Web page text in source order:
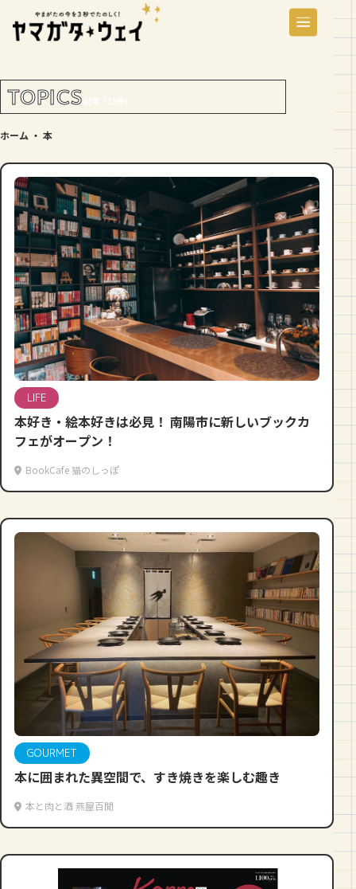
TOPICS 記事（15件）
ホーム ・ 本
LIFE
本好き・絵本好きは必見！ 南陽市に新しいブックカ
フェがオープン！
BookCafe 猫のしっぽ
GOURMET
本に囲まれた異空間で、すき焼きを楽しむ趣き
本と肉と酒 燕屋百閒